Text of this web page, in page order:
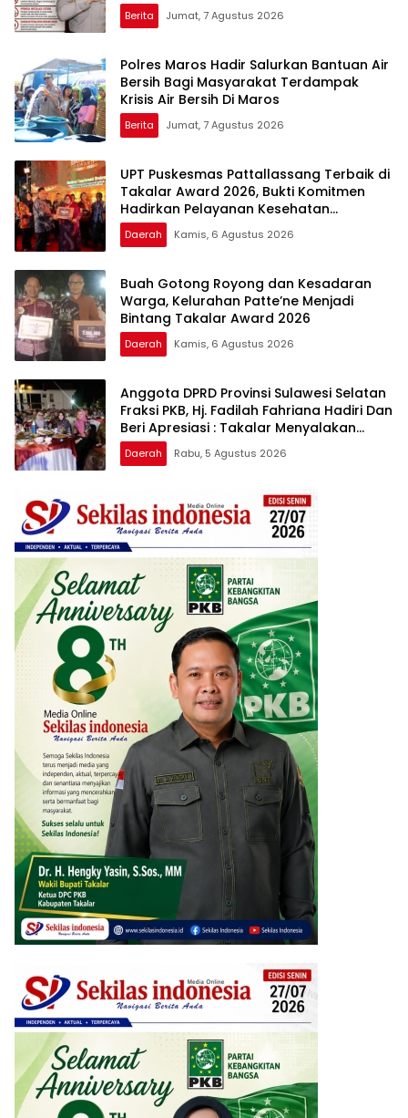
Berita Jumat, 7 Agustus 2026
Polres Maros Hadir Salurkan Bantuan Air
Bersih Bagi Masyarakat Terdampak
Krisis Air Bersih Di Maros
Berita Jumat, 7 Agustus 2026
UPT Puskesmas Pattallassang Terbaik di
Takalar Award 2026, Bukti Komitmen
Hadirkan Pelayanan Kesehatan
Berkualitas
Daerah Kamis, 6 Agustus 2026
Buah Gotong Royong dan Kesadaran
Warga, Kelurahan Patte’ne Menjadi
Bintang Takalar Award 2026
Daerah Kamis, 6 Agustus 2026
Anggota DPRD Provinsi Sulawesi Selatan
Fraksi PKB, Hj. Fadilah Fahriana Hadiri Dan
Beri Apresiasi : Takalar Menyalakan
Lentera Pengabdian Melalui Malam
Apresiasi dan Inovasi Award 2026
Daerah Rabu, 5 Agustus 2026